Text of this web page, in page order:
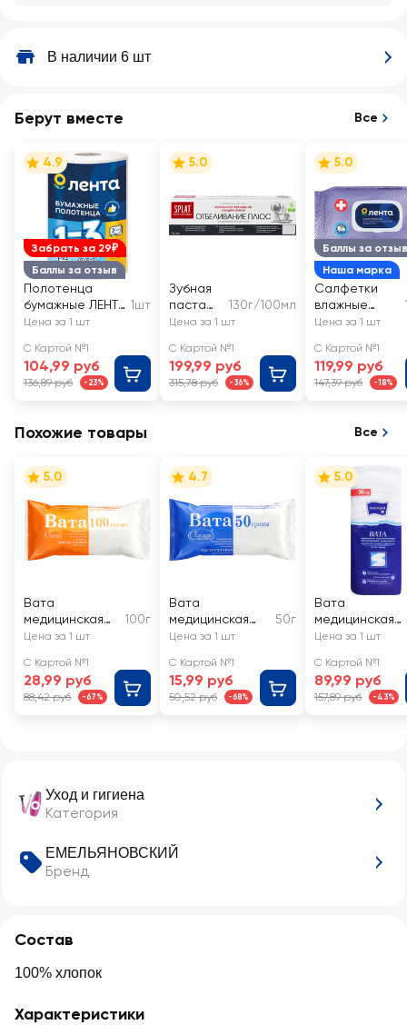
В наличии 6 шт
Уход и гигиена
Категория
ЕМЕЛЬЯНОВСКИЙ
Бренд
Состав
100% хлопок
Характеристики
Берут вместе Все
Забрать за 29₽
Баллы за отзыв
4.9
Полотенца
бумажные ЛЕНТА
2 слоя
1шт
Цена за 1 шт
С Картой №1
104,99 руб
136,89 руб -23%
5.0
Зубная
паста
SPLAT
ание
профес
сиональ
130г/100мл
Цена за 1 шт
С Картой №1
199,99 руб
315,78 руб -36%
Баллы за отзыв
Наша марка
5.0
Салфетки
влажные
ЛЕНТА с
альным
эффектом
Цена за 1 шт
С Картой №1
119,99 руб
147,39 руб -18%
Похожие товары Все
5.0
Вата
медицинская
ЕМЕЛЬЯНОВСК
гигроскопичес
кая
гигиеническая
100г
Цена за 1 шт
С Картой №1
28,99 руб
88,42 руб -67%
4.7
Вата
медицинская
ЕМЕЛЬЯНОВСКИ
гидроскопическ
ая
хирургическая
50г
Цена за 1 шт
С Картой №1
15,99 руб
50,52 руб -68%
5.0
Вата
медицинская
нестерильная
Цена за 1 шт
С Картой №1
89,99 руб
157,89 руб -43%